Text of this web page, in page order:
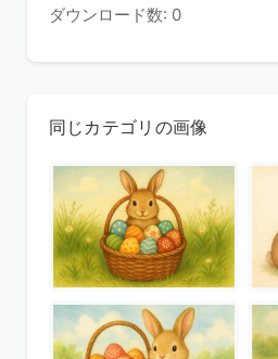
ダウンロード数: 0
同じカテゴリの画像